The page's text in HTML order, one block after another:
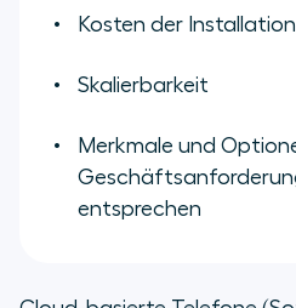
Kosten der Installation
Skalierbarkeit
Merkmale und
entsprechen